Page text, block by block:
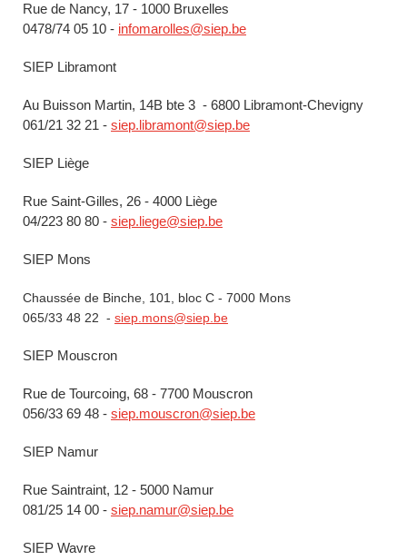
Rue de Nancy, 17 - 1000 Bruxelles
0478/74 05 10 - infomarolles@siep.be
SIEP Libramont
Au Buisson Martin, 14B bte 3 - 6800 Libramont-Chevigny
061/21 32 21 - siep.libramont@siep.be
SIEP Liège
Rue Saint-Gilles, 26 - 4000 Liège
04/223 80 80 - siep.liege@siep.be
SIEP Mons
Chaussée de Binche, 101, bloc C - 7000 Mons
065/33 48 22 - siep.mons@siep.be
SIEP Mouscron
Rue de Tourcoing, 68 - 7700 Mouscron
056/33 69 48 - siep.mouscron@siep.be
SIEP Namur
Rue Saintraint, 12 - 5000 Namur
081/25 14 00 - siep.namur@siep.be
SIEP Wavre